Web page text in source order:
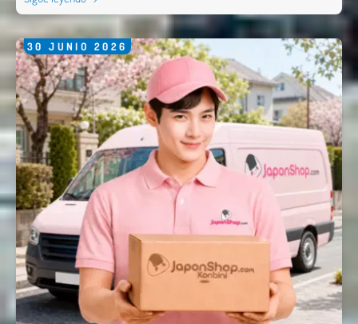
30 JUNIO 2026